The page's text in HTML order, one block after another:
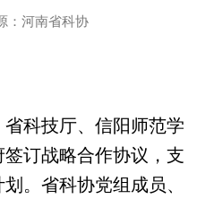
：河南省科协
科技厅、信阳师范学
订战略合作协议，支
。省科协党组成员、